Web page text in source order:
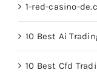
1-red-casino-
10 Best Ai
10 Best Cfd